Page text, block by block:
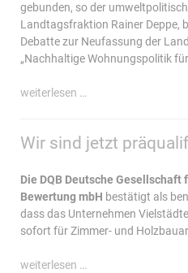
gebunden, so der
Landtagsfraktion Rainer Deppe,
Debatte zur Neufassung der
„Nachhaltige Wohnungspolitik
weiterlesen …nrw
nr.
in
deutschland
werden
Wir sind jetzt
Die DQB Deutsche Gesellschaft
Bewertung mbH bestätigt als
dass das Unternehmen
sofort für Zimmer- und
weiterlesen …